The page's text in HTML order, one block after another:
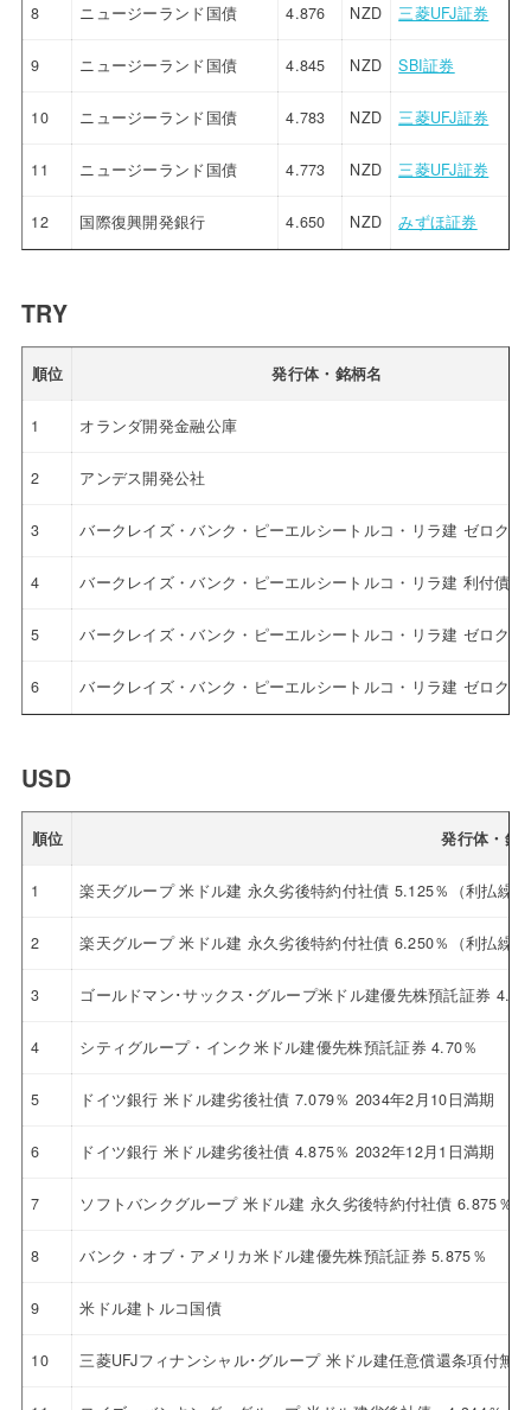
8 ニュージーランド国債 4.876 NZD 三菱UFJ証券
9 ニュージーランド国債 4.845 NZD SBI証券
10 ニュージーランド国債 4.783 NZD 三菱UFJ証券
11 ニュージーランド国債 4.773 NZD 三菱UFJ証券
12 国際復興開発銀行 4.650 NZD みずほ証券
TRY
順位 発行体・銘柄名
1 オランダ開発金融公庫
2 アンデス開発公社
3 バークレイズ・バンク・ピーエルシートルコ・リラ建 ゼロクー
4 バークレイズ・バンク・ピーエルシートルコ・リラ建 利付債
5 バークレイズ・バンク・ピーエルシートルコ・リラ建 ゼロクー
6 バークレイズ・バンク・ピーエルシートルコ・リラ建 ゼロクー
USD
順位 発行体・銘
1 楽天グループ 米ドル建 永久劣後特約付社債 5.125％（利払繰
2 楽天グループ 米ドル建 永久劣後特約付社債 6.250％（利払繰
3 ゴールドマン･サックス･グループ米ドル建優先株預託証券
4 シティグループ・インク米ドル建優先株預託証券 4.70％
5 ドイツ銀行 米ドル建劣後社債 7.079％ 2034年2月10日満期
6 ドイツ銀行 米ドル建劣後社債 4.875％ 2032年12月1日満期
7 ソフトバンクグループ 米ドル建 永久劣後特約付社債 6.875％
8 バンク・オブ・アメリカ米ドル建優先株預託証券 5.875％
9 米ドル建トルコ国債
10 三菱UFJフィナンシャル･グループ 米ドル建任意償還条項付